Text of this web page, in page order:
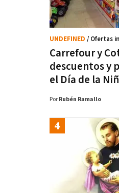
Carrefour y
descuentos y
el Día de la
UNDEFINED / Ofertas
Por Rubén Ramallo